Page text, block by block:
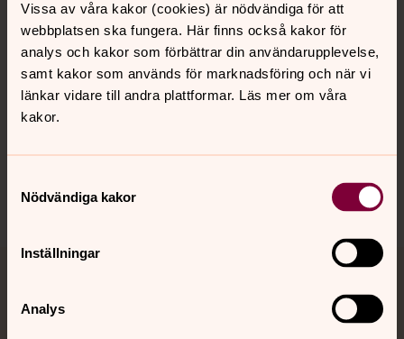
Vissa av våra kakor (cookies) är nödvändiga för att
webbplatsen ska fungera. Här finns också kakor för
analys och kakor som förbättrar din användarupplevelse,
samt kakor som används för marknadsföring och när vi
länkar vidare till andra plattformar. Läs mer om våra
kakor.
Nödvändiga kakor
Inställningar
Analys
Kalender
Hitta snabbt
Akut samtals- och krisstöd. Prata eller chatta anonymt